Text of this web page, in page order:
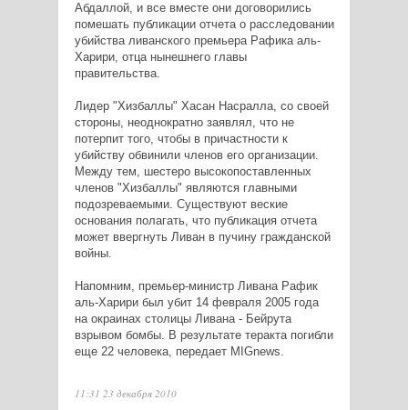
Абдаллой, и все вместе они договорились
помешать публикации отчета о расследовании
убийства ливанского премьера Рафика аль-
Харири, отца нынешнего главы
правительства.
Лидер "Хизбаллы" Хасан Насралла, со своей
стороны, неоднократно заявлял, что не
потерпит того, чтобы в причастности к
убийству обвинили членов его организации.
Между тем, шестеро высокопоставленных
членов "Хизбаллы" являются главными
подозреваемыми. Существуют веские
основания полагать, что публикация отчета
может ввергнуть Ливан в пучину гражданской
войны.
Напомним, премьер-министр Ливана Рафик
аль-Харири был убит 14 февраля 2005 года
на окраинах столицы Ливана - Бейрута
взрывом бомбы. В результате теракта погибли
еще 22 человека, передает MIGnews.
11:31 23 декабря 2010